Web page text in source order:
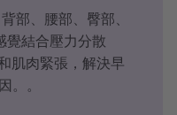
部、腰部、臀部、
覺結合壓力分散
肌肉緊張，解決早
。。